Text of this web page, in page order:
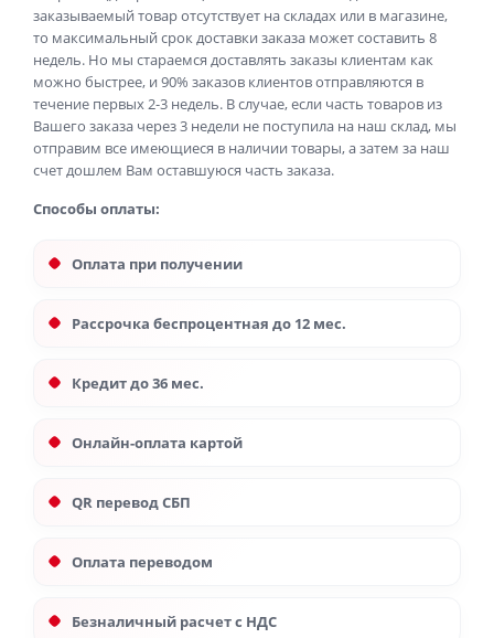
заказываемый товар отсутствует на складах или в магазине,
то максимальный срок доставки заказа может составить 8
недель. Но мы стараемся доставлять заказы клиентам как
можно быстрее, и 90% заказов клиентов отправляются в
течение первых 2-3 недель. В случае, если часть товаров из
Вашего заказа через 3 недели не поступила на наш склад, мы
отправим все имеющиеся в наличии товары, а затем за наш
счет дошлем Вам оставшуюся часть заказа.
Способы оплаты:
Оплата при получении
Рассрочка беспроцентная до 12 мес.
Кредит до 36 мес.
Онлайн-оплата картой
QR перевод СБП
Оплата переводом
Безналичный расчет с НДС